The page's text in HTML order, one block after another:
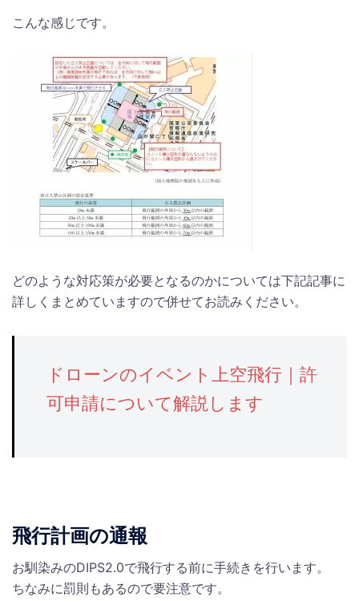
こんな感じです。
どのような対応策が必要となるのかについては下記記事に
詳しくまとめていますので併せてお読みください。
ドローンのイベント上空飛行｜許
可申請について解説します
飛行計画の通報
お馴染みのDIPS2.0で飛行する前に手続きを行います。
ちなみに罰則もあるので要注意です。